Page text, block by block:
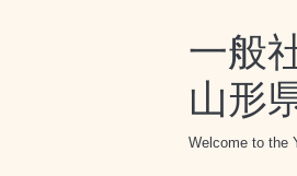
一般
山形
Welcome to the